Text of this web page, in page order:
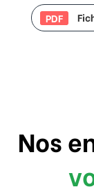
PDF
Nos